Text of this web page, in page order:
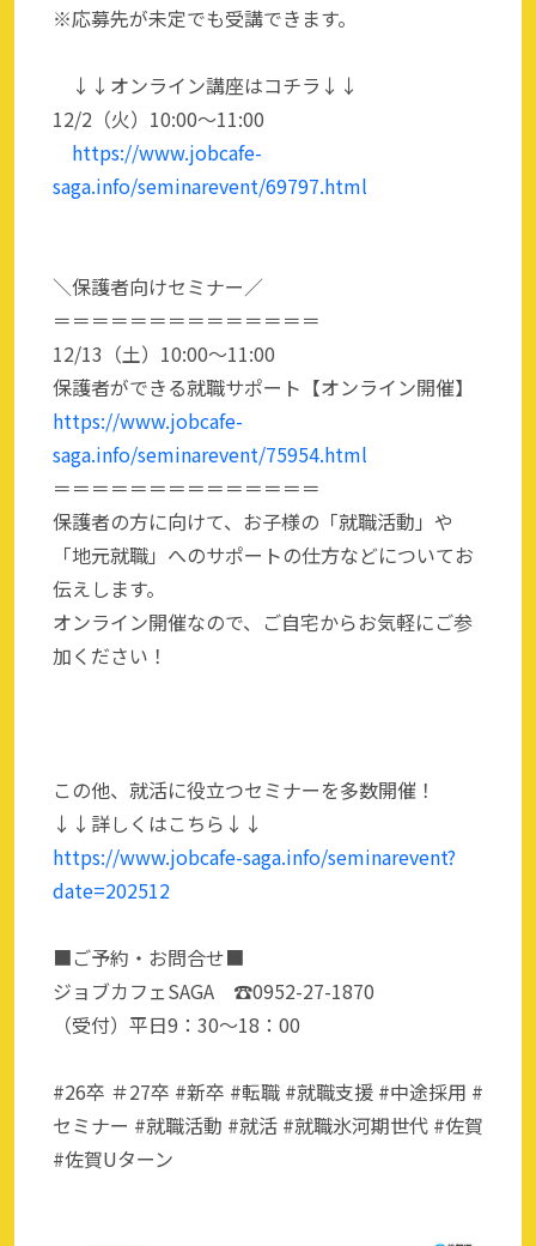
※応募先が未定でも受講できます。
↓↓オンライン講座はコチラ↓↓
12/2（火）10:00～11:00
https://www.jobcafe-
saga.info/seminarevent/69797.html
＼保護者向けセミナー／
＝＝＝＝＝＝＝＝＝＝＝＝＝＝
12/13（土）10:00～11:00
保護者ができる就職サポート【オンライン開催】
https://www.jobcafe-
saga.info/seminarevent/75954.html
＝＝＝＝＝＝＝＝＝＝＝＝＝＝
保護者の方に向けて、お子様の「就職活動」や
「地元就職」へのサポートの仕方などについてお
伝えします。
オンライン開催なので、ご自宅からお気軽にご参
加ください！
この他、就活に役立つセミナーを多数開催！
↓↓詳しくはこちら↓↓
https://www.jobcafe-saga.info/seminarevent?
date=202512
■ご予約・お問合せ■
ジョブカフェSAGA ☎0952-27-1870
（受付）平日9：30～18：00
#26卒 ＃27卒 #新卒 #転職 #就職支援 #中途採用 #
セミナー #就職活動 #就活 #就職氷河期世代 #佐賀
#佐賀Uターン